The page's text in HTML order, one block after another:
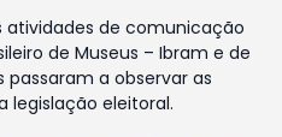
atividades de comunicação
de Museus – Ibram e de
passaram a observar as
legislação eleitoral.